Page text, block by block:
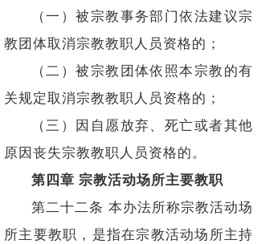
（一）被宗教事务部门依法建议宗
教团体取消宗教教职人员资格的；
（二）被宗教团体依照本宗教的有
关规定取消宗教教职人员资格的；
（三）因自愿放弃、死亡或者其他
原因丧失宗教教职人员资格的。
第四章 宗教活动场所主要教职
第二十二条 本办法所称宗教活动场
所主要教职，是指在宗教活动场所主持